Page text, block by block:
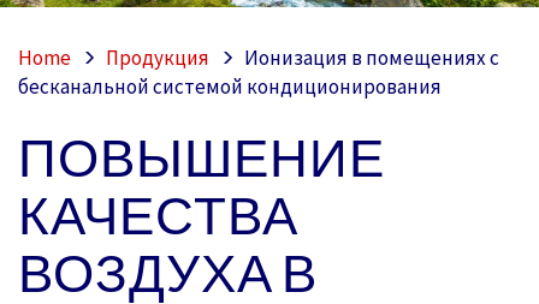
Home Продукция
Ионизация в помещениях с
бесканальной системой кондиционирования
ПОВЫШЕНИЕ
КАЧЕСТВА
ВОЗДУХА В